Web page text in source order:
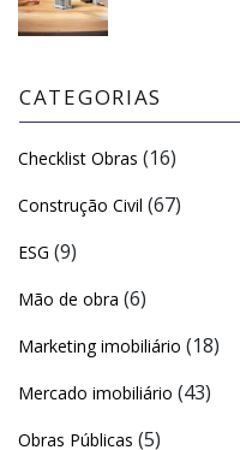
CATEGORIAS
Checklist Obras (16)
Construção Civil (67)
ESG (9)
Mão de obra (6)
Marketing imobiliário (18)
Mercado imobiliário (43)
Obras Públicas (5)